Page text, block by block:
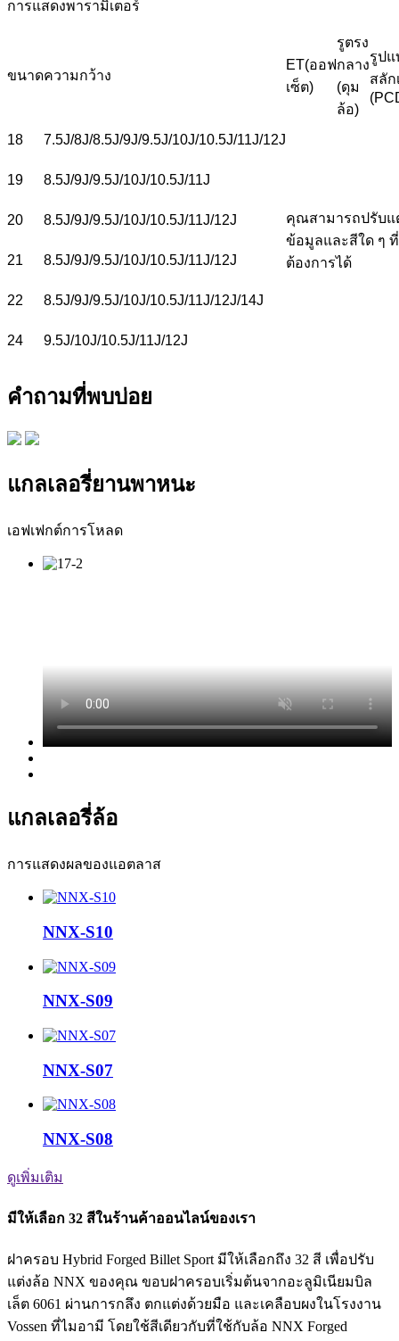
การแสดงพารามิเตอร์
ขนาดความกว้าง
ET(ออฟ
เซ็ต)
รูตรง
กลาง
(ดุม
ล้อ)
รูปแ
สลัก
18 7.5J/8J/8.5J/9J/9.5J/10J/10.5J/11J/12J
คุณสามารถปรับแ
ข้อมูลและสีใด ๆ
ต้องการได้
19 8.5J/9J/9.5J/10J/10.5J/11J
20 8.5J/9J/9.5J/10J/10.5J/11J/12J
21 8.5J/9J/9.5J/10J/10.5J/11J/12J
22 8.5J/9J/9.5J/10J/10.5J/11J/12J/14J
24 9.5J/10J/10.5J/11J/12J
คำถามที่พบบ่อย
แกลเลอรี่ยานพาหนะ
เอฟเฟกต์การโหลด
แกลเลอรี่ล้อ
การแสดงผลของแอตลาส
NNX-S10
NNX-S09
NNX-S07
NNX-S08
ดูเพิ่มเติม
มีให้เลือก 32 สีในร้านค้าออนไลน์ของเรา
ฝาครอบ Hybrid Forged Billet Sport มีให้เลือกถึง 32 สี เพื่อปรับ
แต่งล้อ NNX ของคุณ ขอบฝาครอบเริ่มต้นจากอะลูมิเนียมบิล
เล็ต 6061 ผ่านการกลึง ตกแต่งด้วยมือ และเคลือบผงในโรงงาน
Vossen ที่ไมอามี โดยใช้สีเดียวกับที่ใช้กับล้อ NNX Forged